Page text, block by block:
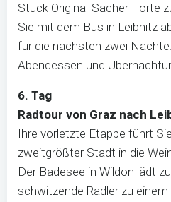
Stück Original-Sacher-Torte
Sie mit dem Bus in Leibnitz
für die nächsten zwei Nächte.
Abendessen und
6. Tag
Radtour von Graz nach
Ihre vorletzte Etappe führt
zweitgrößter Stadt in die
Der Badesee in Wildon lädt
schwitzende Radler zu